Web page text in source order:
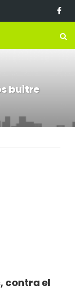
buitre
contra el